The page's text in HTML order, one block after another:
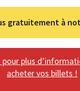
gratuitement à
pour plus
acheter vos billets !